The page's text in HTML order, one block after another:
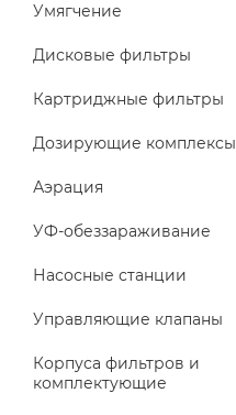
Умягчение
Дисковые фильтры
Картриджные фильтры
Дозирующие комплексы
Аэрация
УФ-обеззараживание
Насосные станции
Управляющие клапаны
Корпуса фильтров и
комплектующие